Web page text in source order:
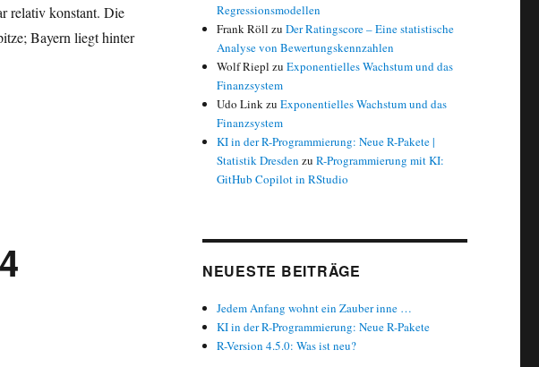
relativ konstant. Die
Bayern liegt hinter
starkes Ost-West-Gefälle“
Regressionsmodellen
Frank Röll zuDer Ratingscore – Eine statistische
Analyse von Bewertungskennzahlen
Wolf Riepl zuExponentielles Wachstum und das
Finanzsystem
Udo LinkzuExponentielles Wachstum und das
Finanzsystem
KI in der R-Programmierung: Neue R-Pakete |
Statistik Dresden zuR-Programmierung mit KI:
GitHub Copilot in RStudio
NEUESTE BEITRÄGE
Jedem Anfang wohnt ein Zauber inne …
KI in der R-Programmierung: Neue R-Pakete
R-Version 4.5.0: Was ist neu?